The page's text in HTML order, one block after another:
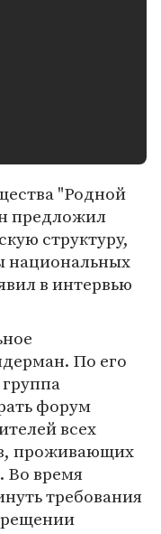
"Родной
предложил
структуру,
национальных
в интервью
По его
форум
всех
проживающих
Во время
требования